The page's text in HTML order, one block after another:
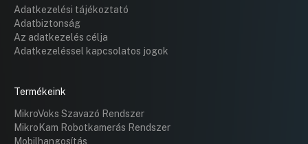
Adatkezelési tájékoztató
Adatbiztonság
Az adatkezelés célja
Adatkezeléssel kapcsolatos jogok
Termékeink
MikroVoks Szavazó Rendszer
MikroKam Robotkamerás Rendszer
Mobilhangosítás